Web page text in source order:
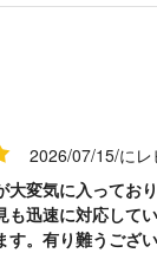
2026/07/15/にレ
大変気に入ってお
も迅速に対応して
す。有り難うござい